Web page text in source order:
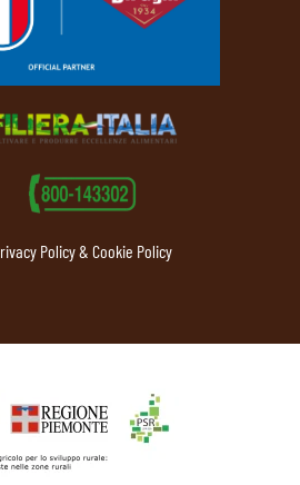
Policy & Cookie Policy